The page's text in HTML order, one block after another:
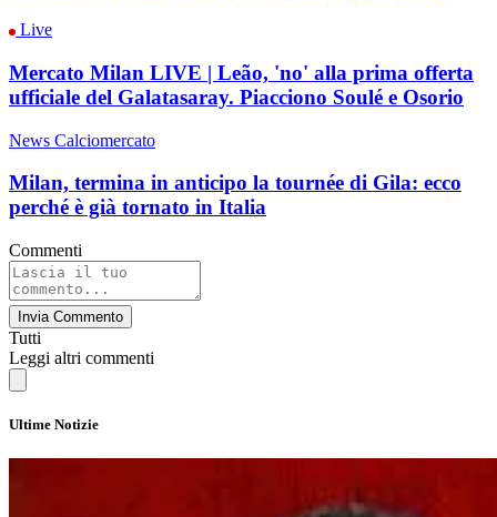
Live
Mercato Milan LIVE | Leão, 'no' alla prima offerta
ufficiale del Galatasaray. Piacciono Soulé e Osorio
News Calciomercato
Milan, termina in anticipo la tournée di Gila: ecco
perché è già tornato in Italia
Commenti
Invia Commento
Tutti
Leggi altri commenti
Ultime Notizie